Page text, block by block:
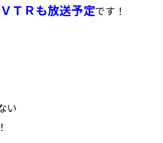
ＴＲも放送予定です！
い